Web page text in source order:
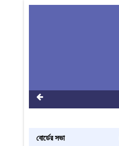
বোর্ডের সভা